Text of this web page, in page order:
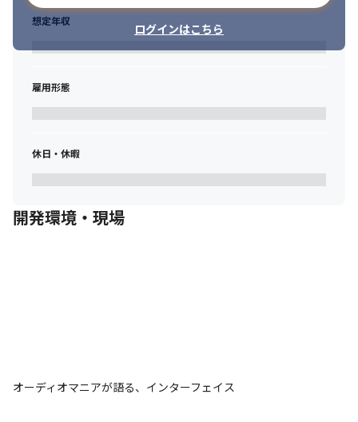
ログインはこちら
想定年収
雇用形態
休日・休暇
開発環境・現場
オーディオマニアが語る、インターフェイス